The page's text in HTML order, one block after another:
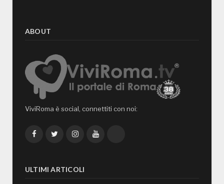
ABOUT
ViviRoma è social, connettiti con noi:
FacebookTwitterInstagramYouTube
ULTIMI ARTICOLI